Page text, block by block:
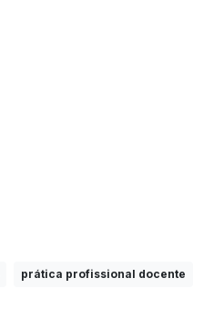
prática profissional docente